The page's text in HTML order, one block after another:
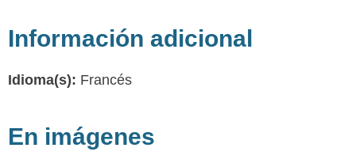
Información adicional
Idioma(s): Francés
En imágenes